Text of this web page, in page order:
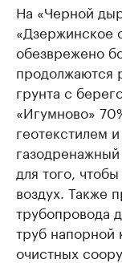
На «Черной
«Дзержинское
обезврежено
продолжаются
грунта с
«Игумново»
геотекстилем
для того,
воздух. Также
трубопровода
труб напорной
очистных